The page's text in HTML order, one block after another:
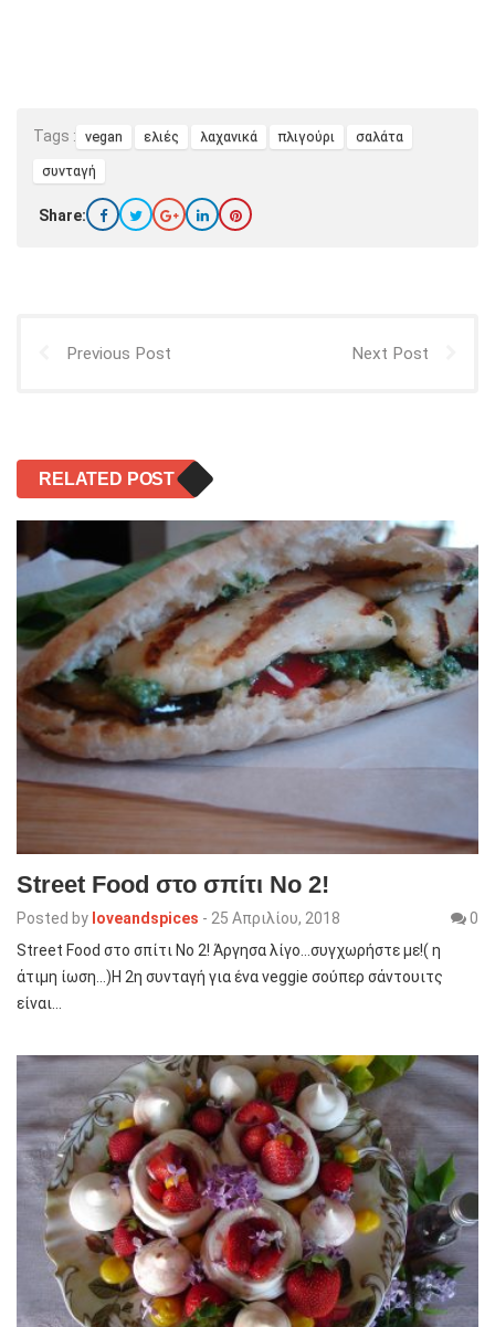
Tags : vegan ελιές λαχανικά πλιγούρι σαλάτα
συνταγή
Share:
Previous Post Next Post
RELATED POST
Street Food στο σπίτι No 2!
Posted by loveandspices - 25 Απριλίου, 2018
0
Street Food στο σπίτι No 2! Άργησα λίγο…συγχωρήστε με!( η
άτιμη ίωση…)H 2η συνταγή για ένα veggie σούπερ σάντουιτς
είναι…